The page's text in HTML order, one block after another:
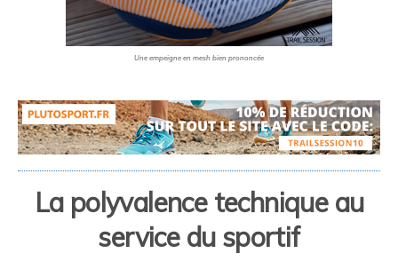
Une empeigne en mesh bien prononcée
La polyvalence technique au
service du sportif